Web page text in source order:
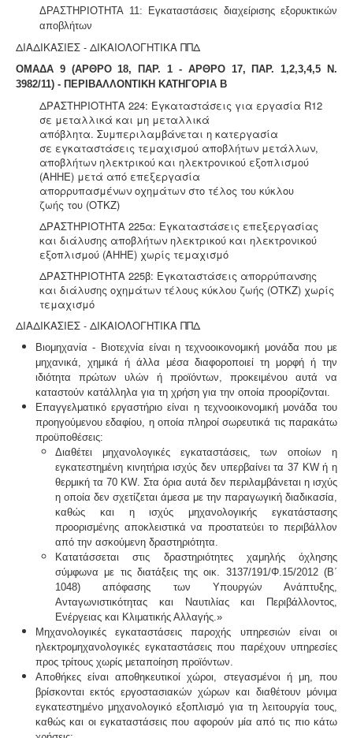
ΔΡΑΣΤΗΡΙΟΤΗΤΑ 11: Εγκαταστάσεις διαχείρισης εξορυκτικών
αποβλήτων
ΔΙΑΔΙΚΑΣΙΕΣ - ΔΙΚΑΙΟΛΟΓΗΤΙΚΑ ΠΠΔ
ΟΜΑΔΑ 9 (ΑΡΘΡΟ 18, ΠΑΡ. 1 - ΑΡΘΡΟ 17, ΠΑΡ. 1,2,3,4,5 Ν.
3982/11) - ΠΕΡΙΒΑΛΛΟΝΤΙΚΗ ΚΑΤΗΓΟΡΙΑ Β
ΔΡΑΣΤΗΡΙΟΤΗΤΑ 224: Εγκαταστάσεις για εργασία R12
σε μεταλλικά και μη μεταλλικά
απόβλητα. Συμπεριλαμβάνεται η κατεργασία
σε εγκαταστάσεις τεμαχισμού αποβλήτων μετάλλων,
αποβλήτων ηλεκτρικού και ηλεκτρονικού εξοπλισμού
(ΑΗΗΕ) μετά από επεξεργασία
απορρυπασμένων οχημάτων στο τέλος του κύκλου
ζωής του (ΟΤΚΖ)
ΔΡΑΣΤΗΡΙΟΤΗΤΑ 225α: Εγκαταστάσεις επεξεργασίας
και διάλυσης αποβλήτων ηλεκτρικού και ηλεκτρονικού
εξοπλισμού (ΑΗΗΕ) χωρίς τεμαχισμό
ΔΡΑΣΤΗΡΙΟΤΗΤΑ 225β: Εγκαταστάσεις απορρύπανσης
και διάλυσης οχημάτων τέλους κύκλου ζωής (ΟΤΚΖ) χωρίς
τεμαχισμό
ΔΙΑΔΙΚΑΣΙΕΣ - ΔΙΚΑΙΟΛΟΓΗΤΙΚΑ ΠΠΔ
Βιομηχανία - Βιοτεχνία είναι η τεχνοοικονομική μονάδα που με
μηχανικά, χημικά ή άλλα μέσα διαφοροποιεί τη μορφή ή την
ιδιότητα πρώτων υλών ή προϊόντων, προκειμένου αυτά να
καταστούν κατάλληλα για τη χρήση για την οποία προορίζονται.
Επαγγελματικό εργαστήριο είναι η τεχνοοικονομική μονάδα του
προηγούμενου εδαφίου, η οποία πληροί σωρευτικά τις παρακάτω
προϋποθέσεις:
Διαθέτει μηχανολογικές εγκαταστάσεις, των οποίων η
εγκατεστημένη κινητήρια ισχύς δεν υπερβαίνει τα 37 KWή η
θερμική τα 70 KW. Στα όρια αυτά δεν περιλαμβάνεται η ισχύς
η οποία δεν σχετίζεται άμεσα με την παραγωγική διαδικασία,
καθώς και η ισχύς μηχανολογικής εγκατάστασης
προορισμένης αποκλειστικά να προστατεύει το περιβάλλον
από την ασκούμενη δραστηριότητα.
Κατατάσσεται στις δραστηριότητες χαμηλής όχλησης
σύμφωνα με τις διατάξεις της οικ. 3137/191/Φ.15/2012 (Β΄
1048) απόφασης των Υπουργών Ανάπτυξης,
Ανταγωνιστικότητας και Ναυτιλίας και Περιβάλλοντος,
Ενέργειας και Κλιματικής Αλλαγής.»
Μηχανολογικές εγκαταστάσεις παροχής υπηρεσιών είναι οι
ηλεκτρομηχανολογικές εγκαταστάσεις που παρέχουν υπηρεσίες
προς τρίτους χωρίς μεταποίηση προϊόντων.
Αποθήκες είναι αποθηκευτικοί χώροι, στεγασμένοι ή μη, που
βρίσκονται εκτός εργοστασιακών χώρων και διαθέτουν μόνιμα
εγκατεστημένο μηχανολογικό εξοπλισμό για τη λειτουργία τους,
καθώς και οι εγκαταστάσεις που αφορούν μία από τις πιο κάτω